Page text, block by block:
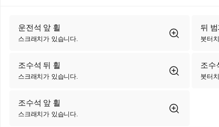
운전석 앞 휠
스크래치가 있습니다.
뒤
붓터
조수석 뒤 휠
스크래치가 있습니다.
조수
붓터
조수석 앞 휠
스크래치가 있습니다.